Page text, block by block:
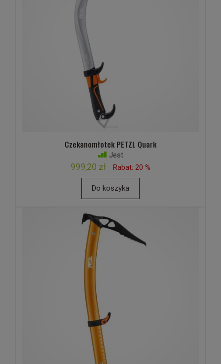
Czekanomłotek PETZL Quark
Jest
999,20 zł Rabat: 20 %
Do koszyka